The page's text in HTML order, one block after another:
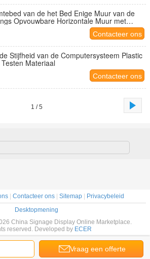
van de het Bed Enige Muur van de
Opvouwbare Horizontale Muur met
Contacteer ons
Stijfheid van de Computersysteem Plastic
Materiaal
Contacteer ons
1 / 5
Vraag een offerte
| Contacteer ons| Sitemap|
Privacybeleid
Desktopmening
China Signage Display Online Marketplace.
reserved. Developed by ECER